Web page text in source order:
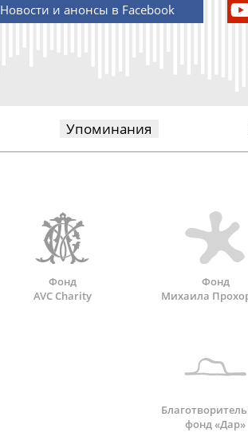
Новости и анонсы в Facebook
Упоминания
Фонд
AVC Charity
Фонд
Михаила
фонд «Дар»